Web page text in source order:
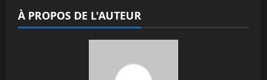
À PROPOS DE L'AUTEUR